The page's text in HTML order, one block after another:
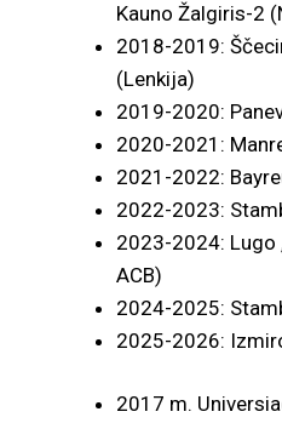
Kauno Žalgiris-2
2018-2019:
(Lenkija)
2019-2020:
2020-2021:
2021-2022:
2022-2023:
2023-2024: Lugo
ACB)
2024-2025:
2025-2026:
2017 m.